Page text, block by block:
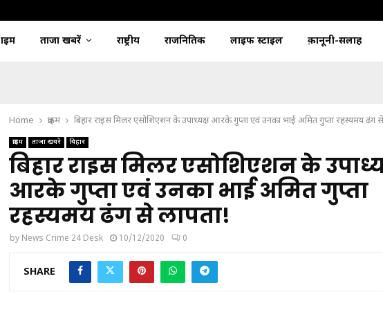
क्राइम ताजा खबरें राष्ट्रीय राजनितिक लाइफ स्टाइल क़ानूनी-सलाह
Home क्राइम बिहार राइस मिलर एसोशिएशन के उपाध्यक्ष आरके गुप्ता एवं उनका भाई अमित गुप्ता रहस्यमय ढंग
क्राइम ताजा खबरें बिहार
बिहार राइस मिलर एसोशिएशन के
आरके गुप्ता एवं उनका भाई अमित गुप्ता
रहस्यमय ढंग से लापता!
by News Crime 24 Desk 10/12/2020 0
SHARE